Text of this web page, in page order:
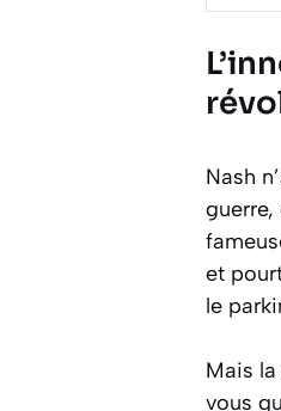
Nash
et
le
Mais
vous